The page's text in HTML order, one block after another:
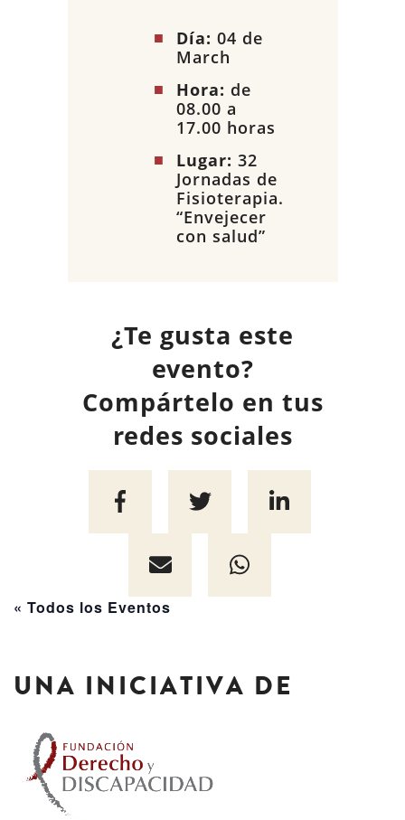
Día: 04 de
March
Hora: de
08.00 a
17.00 horas
Lugar: 32
Jornadas de
Fisioterapia.
“Envejecer
con salud”
¿Te gusta este
evento?
Compártelo en tus
redes sociales
« Todos los Eventos
UNA INICIATIVA DE